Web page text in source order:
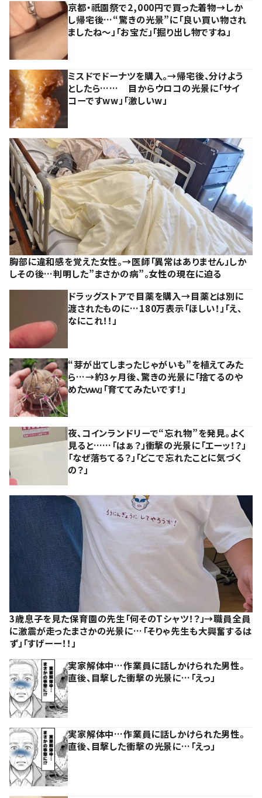
京都・祇園祭で2,000円で買った着物→しか
し帰宅後…“驚きの光景”に「良い買い物され
ましたね～」「お宝だ」「掘り出し物ですね」
ミスドでドーナツを購入。→帰宅後、分けよう
としたら…… 目からウロコの光景に「サイ
コーですww」「激しいw」
胸部に違和感を覚えた女性。→医師「異常はありません」しか
しその後…判明した”まさかの病”。女性の現在に迫る
ドラッグストアで目薬を購入→目薬とは別に
渡されたものに…180万表示「ほしい！」「え、
なにこれ！！」
“芽が出てしまったじゃがいも”を植えてみた
ら…→約3ヶ月後、驚きの光景に「捨てるのや
めたｗｗ」「育ててみたいです！」
夜、コインランドリーで“忘れ物”を発見。よく
見ると……「はぁ？」衝撃の光景に「エーッ！？」
「なぜ落ちてる？」「どこで忘れたことに気づく
の？」
3歳息子を見た保育園の先生「何そのTシャツ！？」→職員全員
に激震が走ったまさかの光景に…「そりゃ先生も大興奮するは
ず」「すげーー！！」
実家解体中…作業員に話しかけられた男性。
直後、目撃した衝撃の光景に…「えっ」
実家解体中…作業員に話しかけられた男性。
直後、目撃した衝撃の光景に…「えっ」